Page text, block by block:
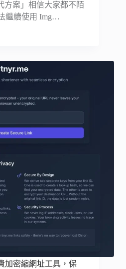
方案」相信大家都不陌
繼續使用 Img…
加密縮網址工具，保